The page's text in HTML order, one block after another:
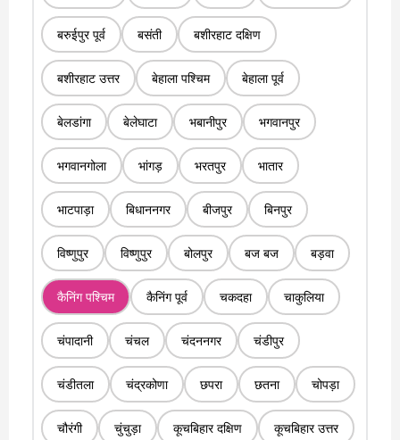
बरुईपुर पूर्व बसंती बशीरहाट दक्षिण
बशीरहाट उत्तर बेहाला पश्चिम बेहाला पूर्व
बेलडांगा बेलेघाटा भबानीपुर भगवानपुर
भगवानगोला भांगड़ भरतपुर भातार
भाटपाड़ा बिधाननगर बीजपुर बिनपुर
विष्णुपुर विष्णुपुर बोलपुर बज बज बड़वा
कैनिंग पश्चिम कैनिंग पूर्व चकदहा चाकुलिया
चंपादानी चंचल चंदननगर चंडीपुर
चंडीतला चंद्रकोणा छपरा छतना चोपड़ा
चौरंगी चुंचुड़ा कूचबिहार दक्षिण कूचबिहार उत्तर